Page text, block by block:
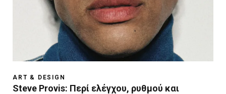
ART & DESIGN
Steve Provis: Περί ελέγχου, ρυθμού και